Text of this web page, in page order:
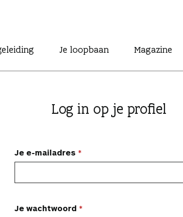
Je loopbaan Magazine
Log in op je profiel
Je e-mailadres
Je wachtwoord